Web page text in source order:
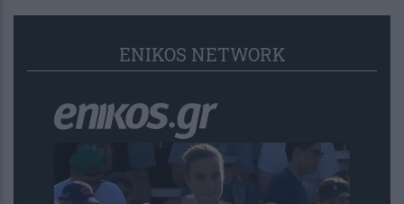
ENIKOS NETWORK